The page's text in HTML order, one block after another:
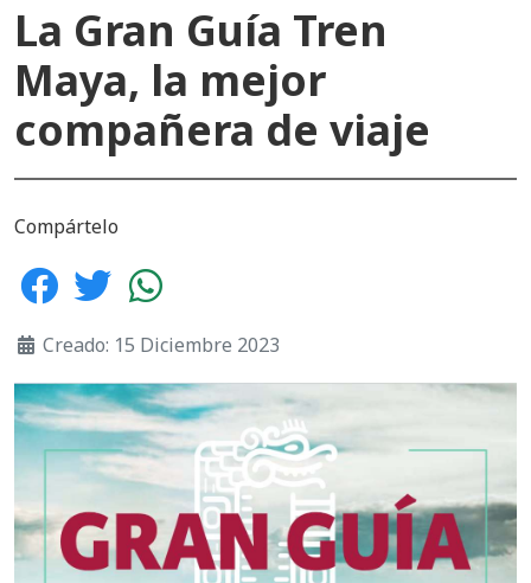
La Gran Guía Tren
Maya, la mejor
compañera de viaje
Compártelo
Creado: 15 Diciembre 2023